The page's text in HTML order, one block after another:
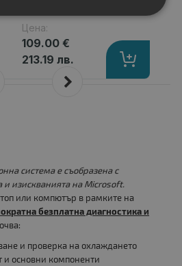
: SD
Цена:
109.00 €
213.19 лв.
система е съобразена с
и изискванията на Microsoft.
или компютър в рамките на
безплатна диагностика и
и проверка на охлаждането
и основни компоненти